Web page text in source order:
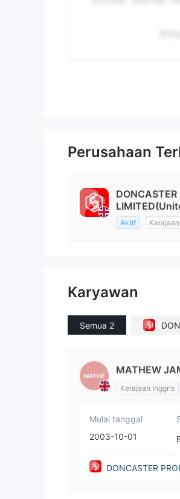
Perusahaan
Aktif
Karyawan
Semua 2
MATHEW
Kerajaan Inggris
Mulai tanggal
2003-10-01
DONCASTER